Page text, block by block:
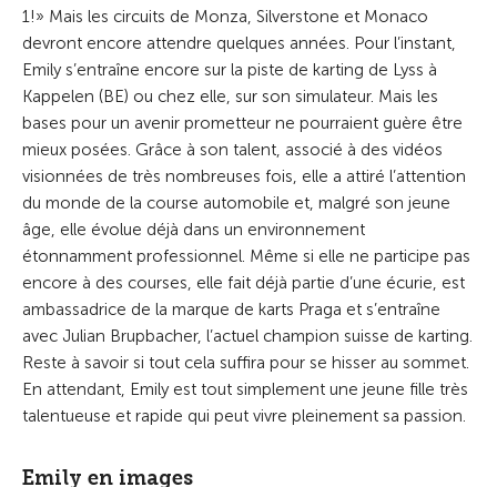
1!» Mais les circuits de Monza, Silverstone et Monaco
devront encore attendre quelques années. Pour l’instant,
Emily s’entraîne encore sur la piste de karting de Lyss à
Kappelen (BE) ou chez elle, sur son simulateur. Mais les
bases pour un avenir prometteur ne pourraient guère être
mieux posées. Grâce à son talent, associé à des vidéos
visionnées de très nombreuses fois, elle a attiré l’attention
du monde de la course automobile et, malgré son jeune
âge, elle évolue déjà dans un environnement
étonnamment professionnel. Même si elle ne participe pas
encore à des courses, elle fait déjà partie d’une écurie, est
ambassadrice de la marque de karts Praga et s’entraîne
avec Julian Brupbacher, l’actuel champion suisse de karting.
Reste à savoir si tout cela suffira pour se hisser au sommet.
En attendant, Emily est tout simplement une jeune fille très
talentueuse et rapide qui peut vivre pleinement sa passion.
Emily en images